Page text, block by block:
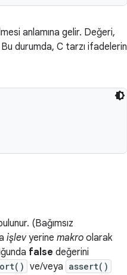
anlamına gelir. Değeri,
durumda, C tarzı ifadelerin
(Bağımsız
işlevyerine makro olarak
false değerini
ve/veya assert()